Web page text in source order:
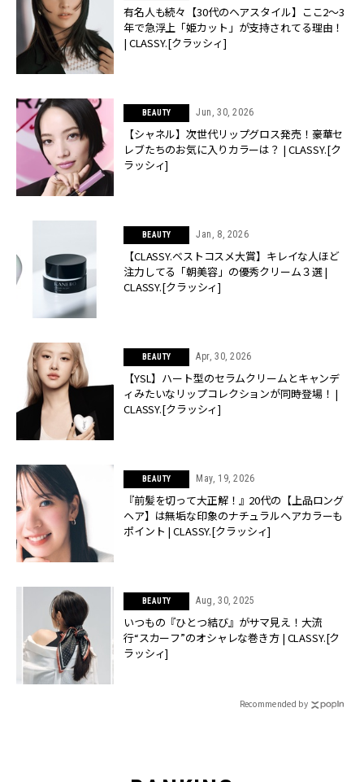
有名人も続々【30代のヘアスタイル】ここ2〜3
年で急浮上「姫カット」が支持されてる理由！
| CLASSY.[クラッシィ]
BEAUTY Jun, 30, 2026
【シャネル】次世代リップグロス発売！豪華セ
レブたちのお気に入りカラーは？ | CLASSY.[ク
ラッシィ]
BEAUTY Jan, 8, 2026
【CLASSY.ベストコスメ大賞】キレイな人ほど
注力してる「朝美容」の優秀クリーム３選 |
CLASSY.[クラッシィ]
BEAUTY Apr, 30, 2026
【YSL】ハート型のセラムクリームとキャンデ
ィみたいなリップコレクションが同時登場！ |
CLASSY.[クラッシィ]
BEAUTY May, 19, 2026
『前髪を切って大正解！』20代の【上品ロング
ヘア】は無垢な印象のナチュラルヘアカラーも
ポイント | CLASSY.[クラッシィ]
BEAUTY Aug, 30, 2025
いつもの『ひとつ結び』がサマ見え！大流
行“スカーフ”のオシャレな巻き方 | CLASSY.[ク
ラッシィ]
Recommended by